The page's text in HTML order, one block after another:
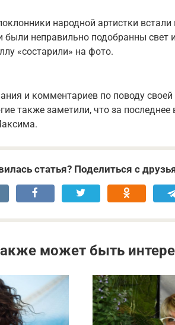
народной артистки встали
были неправильно подобранны свет
«состарили» на фото.
и комментариев по поводу
также заметили, что за последнее
статья? Поделиться с
может быть